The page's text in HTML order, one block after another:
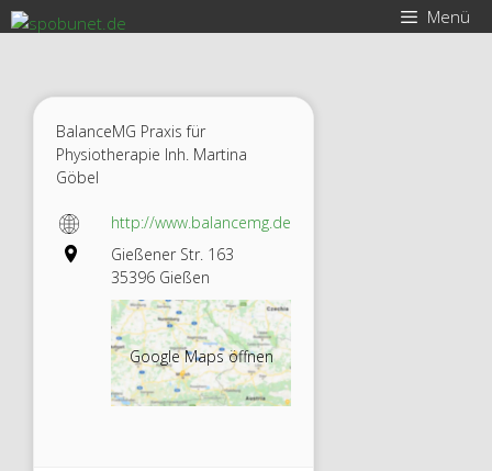
Zum
Inhalt
Menü
BalanceMG Praxis für
Physiotherapie Inh. Martina
Göbel
http://www.balancemg.de
Gießener Str. 163
35396 Gießen
Google Maps öffnen